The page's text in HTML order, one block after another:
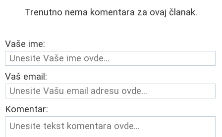
Trenutno nema komentara za ovaj članak.
Vaše ime:
Vaš email:
Komentar: